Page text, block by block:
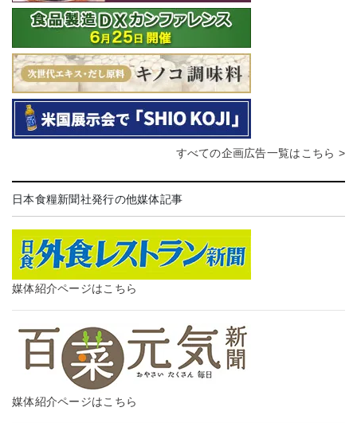
すべての企画広告一覧はこちら >
日本食糧新聞社発行の他媒体記事
媒体紹介ページはこちら
媒体紹介ページはこちら